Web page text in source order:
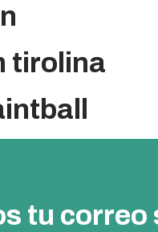
tirolina
tu correo